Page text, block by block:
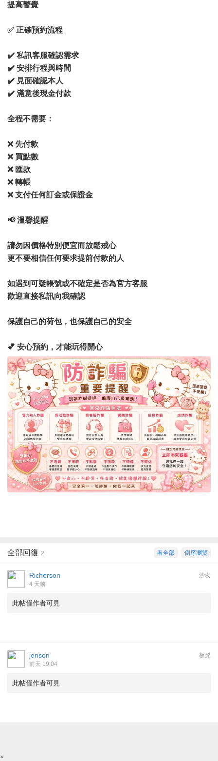
提高警覺
✅ 正確預約流程
✔️ 私訊客服確認需求
✔️ 安排行程與時間
✔️ 見面確認本人
✔️ 滿意後現金付款
全程不需要：
❌ 先付款
❌ 買點數
❌ 匯款
❌ 轉帳
❌ 支付任何訂金或保證金
📢 溫馨提醒
請勿因價格特別便宜而放鬆戒心
更不要相信任何要求提前付款的人
如遇到可疑帳號或不確定是否為官方客服
歡迎直接私訊向我確認
保護自己的荷包，也保護自己的安全
💕 安心預約，才能玩得開心
倒序瀏覽
看全部
全部回復 2
沙发
Richerson
4 天前
此帖僅作者可見
板凳
jenson
前天 19:04
此帖僅作者可見
×